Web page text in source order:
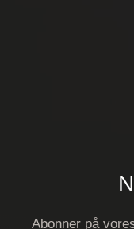
Abonner på